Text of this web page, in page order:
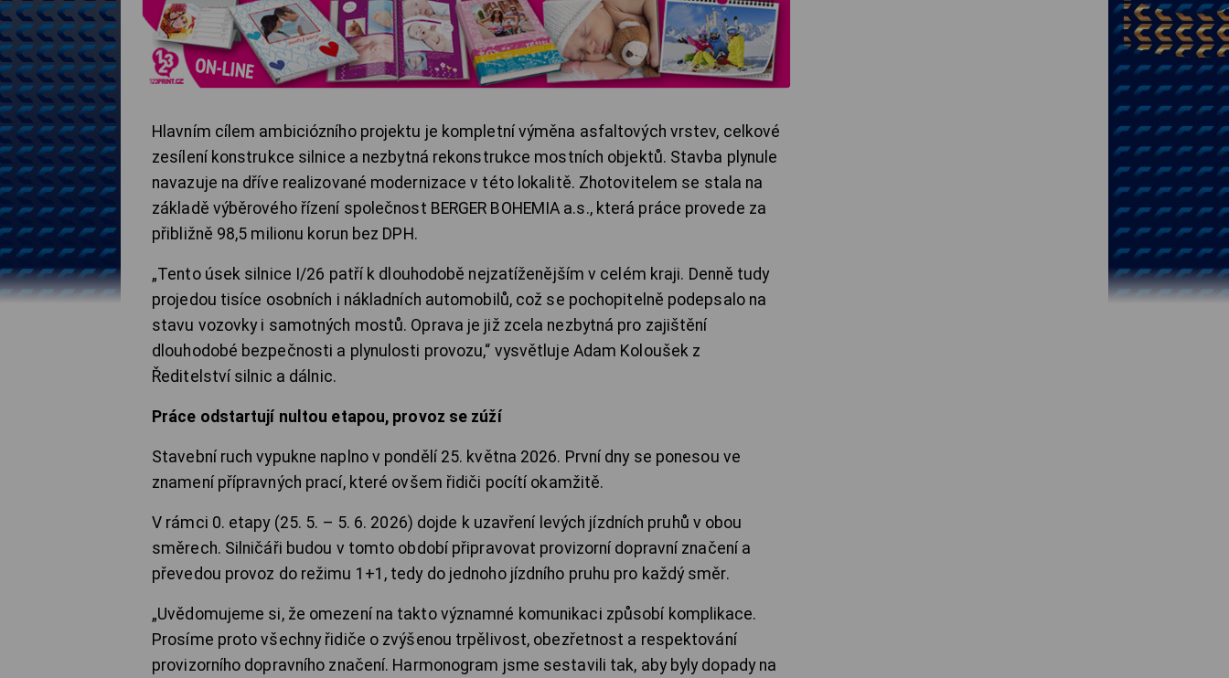
Hlavním cílem ambiciózního projektu je kompletní výměna asfaltových vrstev, celkové
zesílení konstrukce silnice a nezbytná rekonstrukce mostních objektů. Stavba plynule
navazuje na dříve realizované modernizace v této lokalitě. Zhotovitelem se stala na
základě výběrového řízení společnost BERGER BOHEMIA a.s., která práce provede za
přibližně 98,5 milionu korun bez DPH.
„Tento úsek silnice I/26 patří k dlouhodobě nejzatíženějším v celém kraji. Denně tudy
projedou tisíce osobních i nákladních automobilů, což se pochopitelně podepsalo na
stavu vozovky i samotných mostů. Oprava je již zcela nezbytná pro zajištění
dlouhodobé bezpečnosti a plynulosti provozu,“ vysvětluje Adam Koloušek z
Ředitelství silnic a dálnic.
Práce odstartují nultou etapou, provoz se zúží
Stavební ruch vypukne naplno v pondělí 25. května 2026. První dny se ponesou ve
znamení přípravných prací, které ovšem řidiči pocítí okamžitě.
V rámci 0. etapy (25. 5. – 5. 6. 2026) dojde k uzavření levých jízdních pruhů v obou
směrech. Silničáři budou v tomto období připravovat provizorní dopravní značení a
převedou provoz do režimu 1+1, tedy do jednoho jízdního pruhu pro každý směr.
„Uvědomujeme si, že omezení na takto významné komunikaci způsobí komplikace.
Prosíme proto všechny řidiče o zvýšenou trpělivost, obezřetnost a respektování
provizorního dopravního značení. Harmonogram jsme sestavili tak, aby byly dopady na